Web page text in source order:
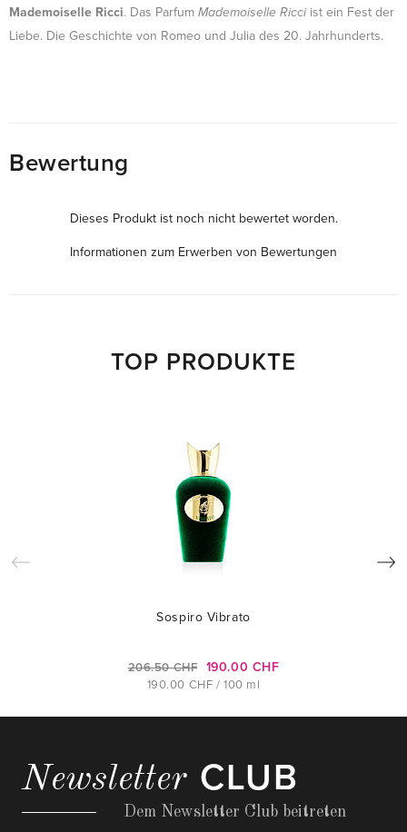
Mademoiselle Ricci. Das Parfum Mademoiselle Ricciist ein Fest der
Liebe. Die Geschichte von Romeo und Julia des 20. Jahrhunderts.
Bewertung
Dieses Produkt ist noch nicht bewertet worden.
Informationen zum Erwerben von Bewertungen
TOP PRODUKTE
Sospiro Vibrato
206.50 CHF 190.00 CHF
190.00 CHF / 100 ml
Newsletter CLUB
Dem Newsletter Club beitreten